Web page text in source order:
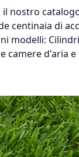
il nostro
centinaia di
modelli:
camere d'aria